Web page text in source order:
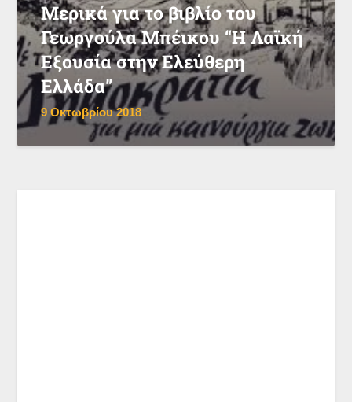
Μερικά για το βιβλίο του
Γεωργούλα Μπέικου “Η Λαϊκή
Εξουσία στην Ελεύθερη
Ελλάδα”
9 Οκτωβρίου 2018